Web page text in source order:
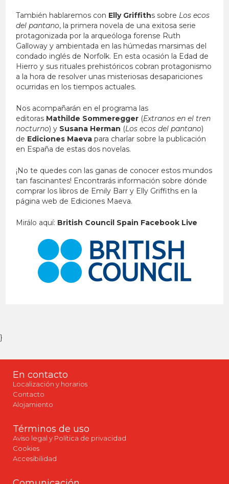
También hablaremos con Elly Griffiths sobre Los ecos
del pantano, la primera novela de una exitosa serie
protagonizada por la arqueóloga forense Ruth
Galloway y ambientada en las húmedas marsimas del
condado inglés de Norfolk. En esta ocasión la Edad de
Hierro y sus rituales prehistóricos cobran protagonismo
a la hora de resolver unas misteriosas desapariciones
ocurridas en los tiempos actuales.
Nos acompañarán en el programa las
editoras Mathilde Sommeregger (Extranos en el tren
nocturno) y Susana Herman (Los ecos del pantano)
de Ediciones Maeva para charlar sobre la publicación
en España de estas dos novelas.
¡No te quedes con las ganas de conocer estos mundos
tan fascinantes! Encontrarás información sobre dónde
comprar los libros de Emily Barr y Elly Griffiths en la
página web de Ediciones Maeva.
Mirálo aquí: British Council Spain Facebook Live
}
En contacto
Localización y horarios
Contacto
Alojamiento
Términos de uso
Aviso legal y Política de privacidad
Cookies
Accesibilidad